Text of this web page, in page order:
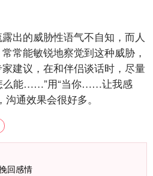
出的威胁性语气不自知，而人
常能敏锐地察觉到这种威胁，
建议，在和伴侣谈话时，尽量
么能……”用“当你……让我感
通效果会很好多。
回感情